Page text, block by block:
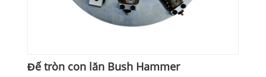
Đế tròn con lăn Bush Hammer